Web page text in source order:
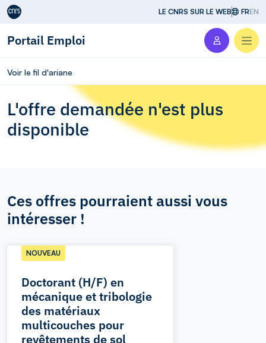
Aller au contenu LE CNRS SUR LE WEB FREN
Portail Emploi
Voir le fil d'ariane
L'offre demandée n'est plus
disponible
Ces offres pourraient aussi vous
intéresser !
Doctorant (H/F) en
mécanique et tribologie
des matériaux
multicouches pour
revêtements de sol
NOUVEAU